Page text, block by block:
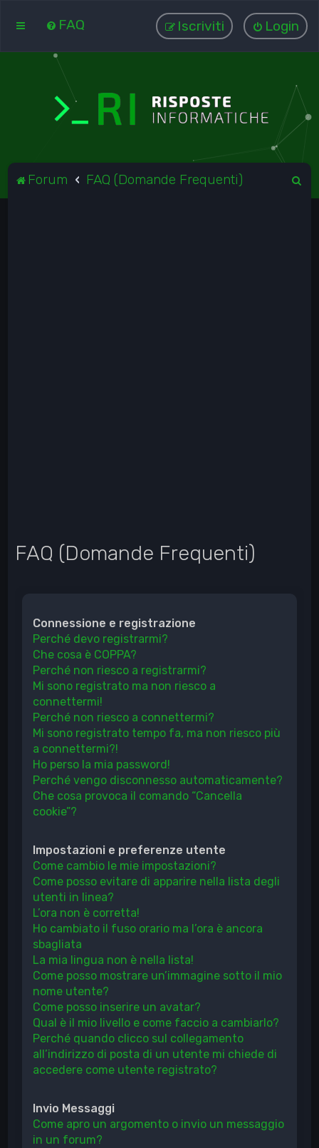
FAQ Login
Iscriviti
Forum FAQ (Domande Frequenti)
FAQ (Domande Frequenti)
Connessione e registrazione
Perché devo registrarmi?
Che cosa è COPPA?
Perché non riesco a registrarmi?
Mi sono registrato ma non riesco a
connettermi!
Perché non riesco a connettermi?
Mi sono registrato tempo fa, ma non riesco più
a connettermi?!
Ho perso la mia password!
Perché vengo disconnesso automaticamente?
Che cosa provoca il comando “Cancella
cookie”?
Impostazioni e preferenze utente
Come cambio le mie impostazioni?
Come posso evitare di apparire nella lista degli
utenti in linea?
L’ora non è corretta!
Ho cambiato il fuso orario ma l’ora è ancora
sbagliata
La mia lingua non è nella lista!
Come posso mostrare un’immagine sotto il mio
nome utente?
Come posso inserire un avatar?
Qual è il mio livello e come faccio a cambiarlo?
Perché quando clicco sul collegamento
all’indirizzo di posta di un utente mi chiede di
accedere come utente registrato?
Invio Messaggi
Come apro un argomento o invio un messaggio
in un forum?